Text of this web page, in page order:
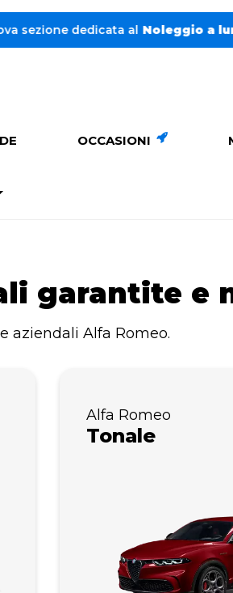
dedicata al Noleggio a lungo
OCCASIONI
garantite e
aziendali Alfa Romeo.
Alfa Romeo
Tonale